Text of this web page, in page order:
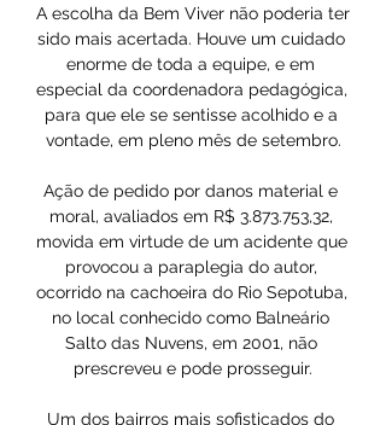
A escolha da Bem Viver não poderia ter
sido mais acertada. Houve um cuidado
enorme de toda a equipe, e em
especial da coordenadora pedagógica,
para que ele se sentisse acolhido e a
vontade, em pleno mês de setembro.
Ação de pedido por danos material e
moral, avaliados em R$ 3.873.753,32,
movida em virtude de um acidente que
provocou a paraplegia do autor,
ocorrido na cachoeira do Rio Sepotuba,
no local conhecido como Balneário
Salto das Nuvens, em 2001, não
prescreveu e pode prosseguir.
Um dos bairros mais sofisticados do